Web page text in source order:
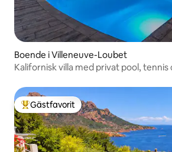
Boende i Villeneuve-Loubet
Kalifornisk villa med privat pool, tennis
Populär gästfavorit
Gästfavorit